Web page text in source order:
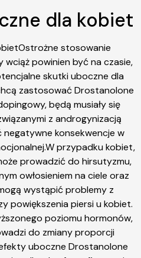
dla kobiet
stosowanie
powinien być na czasie,
skutki uboczne dla
zastosować Drostanolone
będą musiały się
z androgynizacją
negatywne konsekwencje w
przypadku kobiet,
prowadzić do hirsutyzmu,
owłosieniem na ciele oraz
wystąpić problemy z
powiększenia piersi u kobiet.
poziomu hormonów,
do zmiany proporcji
uboczne Drostanolone